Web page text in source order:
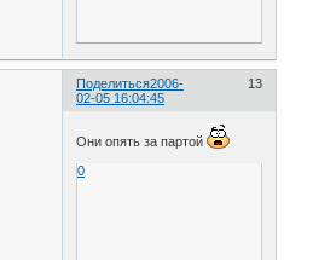
Поделиться 13
2006-
02-05 16:04:45
Они опять за партой
0